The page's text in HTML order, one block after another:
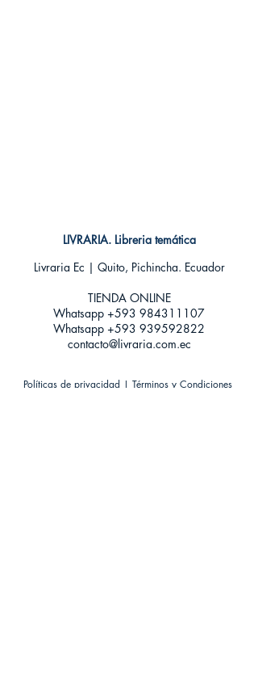
LIVRARIA. Libreria temática
Livraria Ec | Quito, Pichincha. Ecuador
TIENDA ONLINE​
Whatsapp +593 984311107
Whatsapp +593 939592822
contacto@livraria.com.ec
Políticas de privacidad | Términos y Condiciones